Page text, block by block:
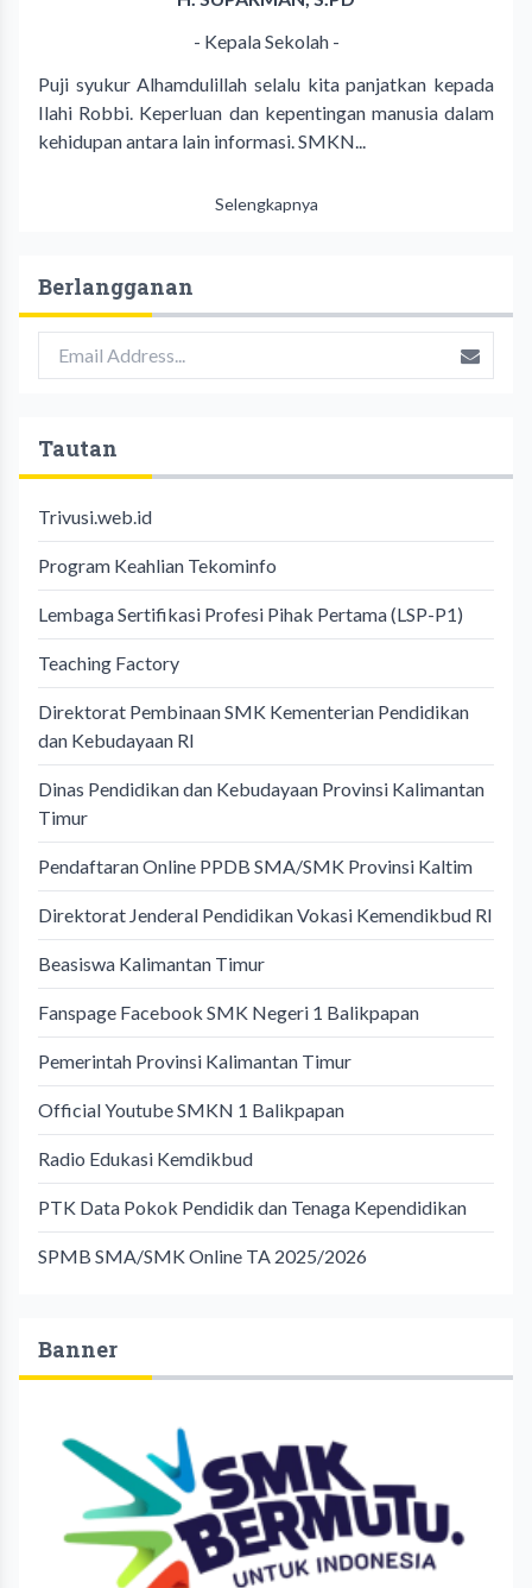
- Kepala Sekolah -
Puji syukur Alhamdulillah selalu kita panjatkan kepada
Ilahi Robbi. Keperluan dan kepentingan manusia dalam
kehidupan antara lain informasi. SMKN...
Selengkapnya
Berlangganan
Tautan
Trivusi.web.id
Program Keahlian Tekominfo
Lembaga Sertifikasi Profesi Pihak Pertama (LSP-P1)
Teaching Factory
Direktorat Pembinaan SMK Kementerian Pendidikan
dan Kebudayaan RI
Dinas Pendidikan dan Kebudayaan Provinsi Kalimantan
Timur
Pendaftaran Online PPDB SMA/SMK Provinsi Kaltim
Direktorat Jenderal Pendidikan Vokasi Kemendikbud RI
Beasiswa Kalimantan Timur
Fanspage Facebook SMK Negeri 1 Balikpapan
Pemerintah Provinsi Kalimantan Timur
Official Youtube SMKN 1 Balikpapan
Radio Edukasi Kemdikbud
PTK Data Pokok Pendidik dan Tenaga Kependidikan
SPMB SMA/SMK Online TA 2025/2026
Banner